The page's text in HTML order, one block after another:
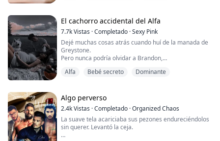
atractivo en el club por unos segundos, ¡y lo siguiente
que sabe es que será reclamada por él en cinco días!
La traviesa Myra se encuentra con el dominante Rey
Alfa Sloan, y e...
El cachorro accidental del Alfa
7.7kVistas ·Completado ·Sexy Pink
Dejé muchas cosas atrás cuando huí de la manada de
Greystone.
Pero nunca podría olvidar a Brandon,
elegido como mi compañero.
Nunca imaginé que un viaje a casa se convertiría en
una aventura de una noche.
Nunca imaginé que me dejaría embarazada.
Ahora, otros dos años después, me han llamado a casa
para cui...
Alfa Bebé secreto Dominante
Algo perverso
2.4kVistas ·Completado ·Organized Chaos
La suave tela acariciaba sus pezones endureciéndolos
sin querer. Levantó la ceja.